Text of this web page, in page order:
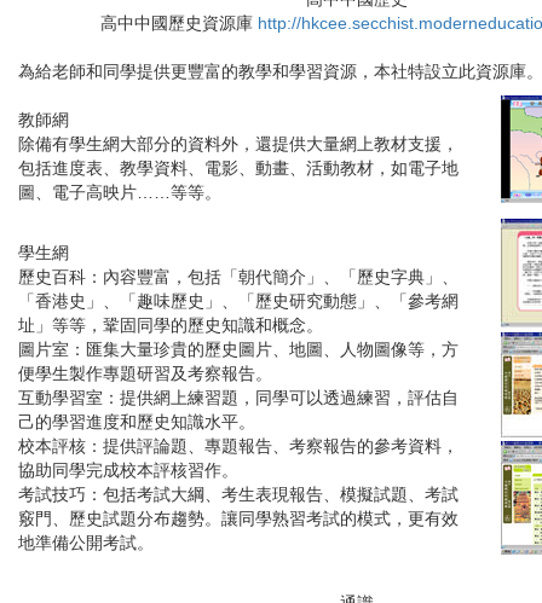
高中中國歷史資源庫 http://
為給老師和同學提供更豐富的教學和學習資源，本社特設立此資源庫
教師網
除備有學生網大部分的資料外，還提供大量網上教材支援，
包括進度表、教學資料、電影、動畫、活動教材，如電子地
圖、電子高映片……等等。
學生網
歷史百科： 內容豐富，包括「朝代簡介」、「歷史字典」、
「香港史」、「趣味歷史」、「歷史研究動態」、「參考網
址」等等，鞏固同學的歷史知識和概念。
圖片室： 匯集大量珍貴的歷史圖片、地圖、人物圖像等，方
便學生製作專題研習及考察報告。
互動學習室： 提供網上練習題，同學可以透過練習，評估自
己的學習進度和歷史知識水平。
校本評核： 提供評論題、專題報告、考察報告的參考資料，
協助同學完成校本評核習作。
考試技巧： 包括考試大綱、考生表現報告、模擬試題、考試
竅門、歷史試題分布趨勢。讓同學熟習考試的模式，更有效
地準備公開考試。